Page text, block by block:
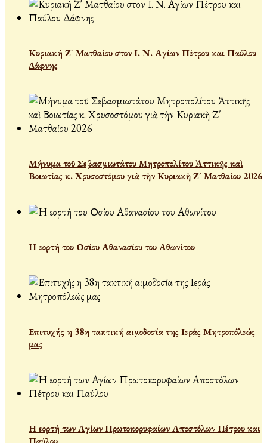
Κυριακή Ζ' Ματθαίου στον Ι. Ν. Αγίων Πέτρου και Παύλου
Δάφνης
Μήνυμα τοῦ Σεβασμιωτάτου Μητροπολίτου Ἀττικῆς καὶ
Βοιωτίας κ. Χρυσοστόμου γιὰ τὴν Κυριακὴ Ζ΄ Ματθαίου 2026
Η εορτή του Οσίου Αθανασίου του Αθωνίτου
Επιτυχής η 38η τακτική αιμοδοσία της Ιεράς Μητροπόλεώς
μας
Η εορτή των Αγίων Πρωτοκορυφαίων Αποστόλων Πέτρου και